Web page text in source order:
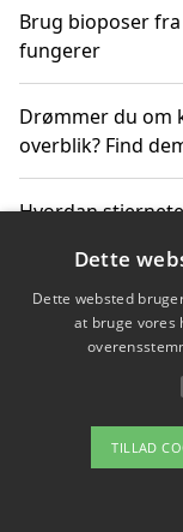
Brug bioposer
fungerer
Drømmer du om
overblik? Find
Hvordan
Bæredygtige
Om /
Dette
Dette websted
at bruge vores
TILLAD